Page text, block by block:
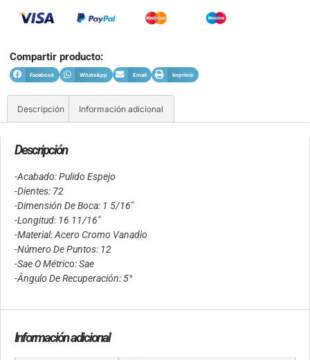
Compartir producto:
Facebook WhatsApp Email Imprimir
Descripción Información adicional
Descripción
-Acabado: Pulido Espejo
-Dientes: 72
-Dimensión De Boca: 1 5/16″
-Longitud: 16 11/16″
-Material: Acero Cromo Vanadio
-Número De Puntos: 12
-Sae O Métrico: Sae
-Ángulo De Recuperación: 5°
Información adicional